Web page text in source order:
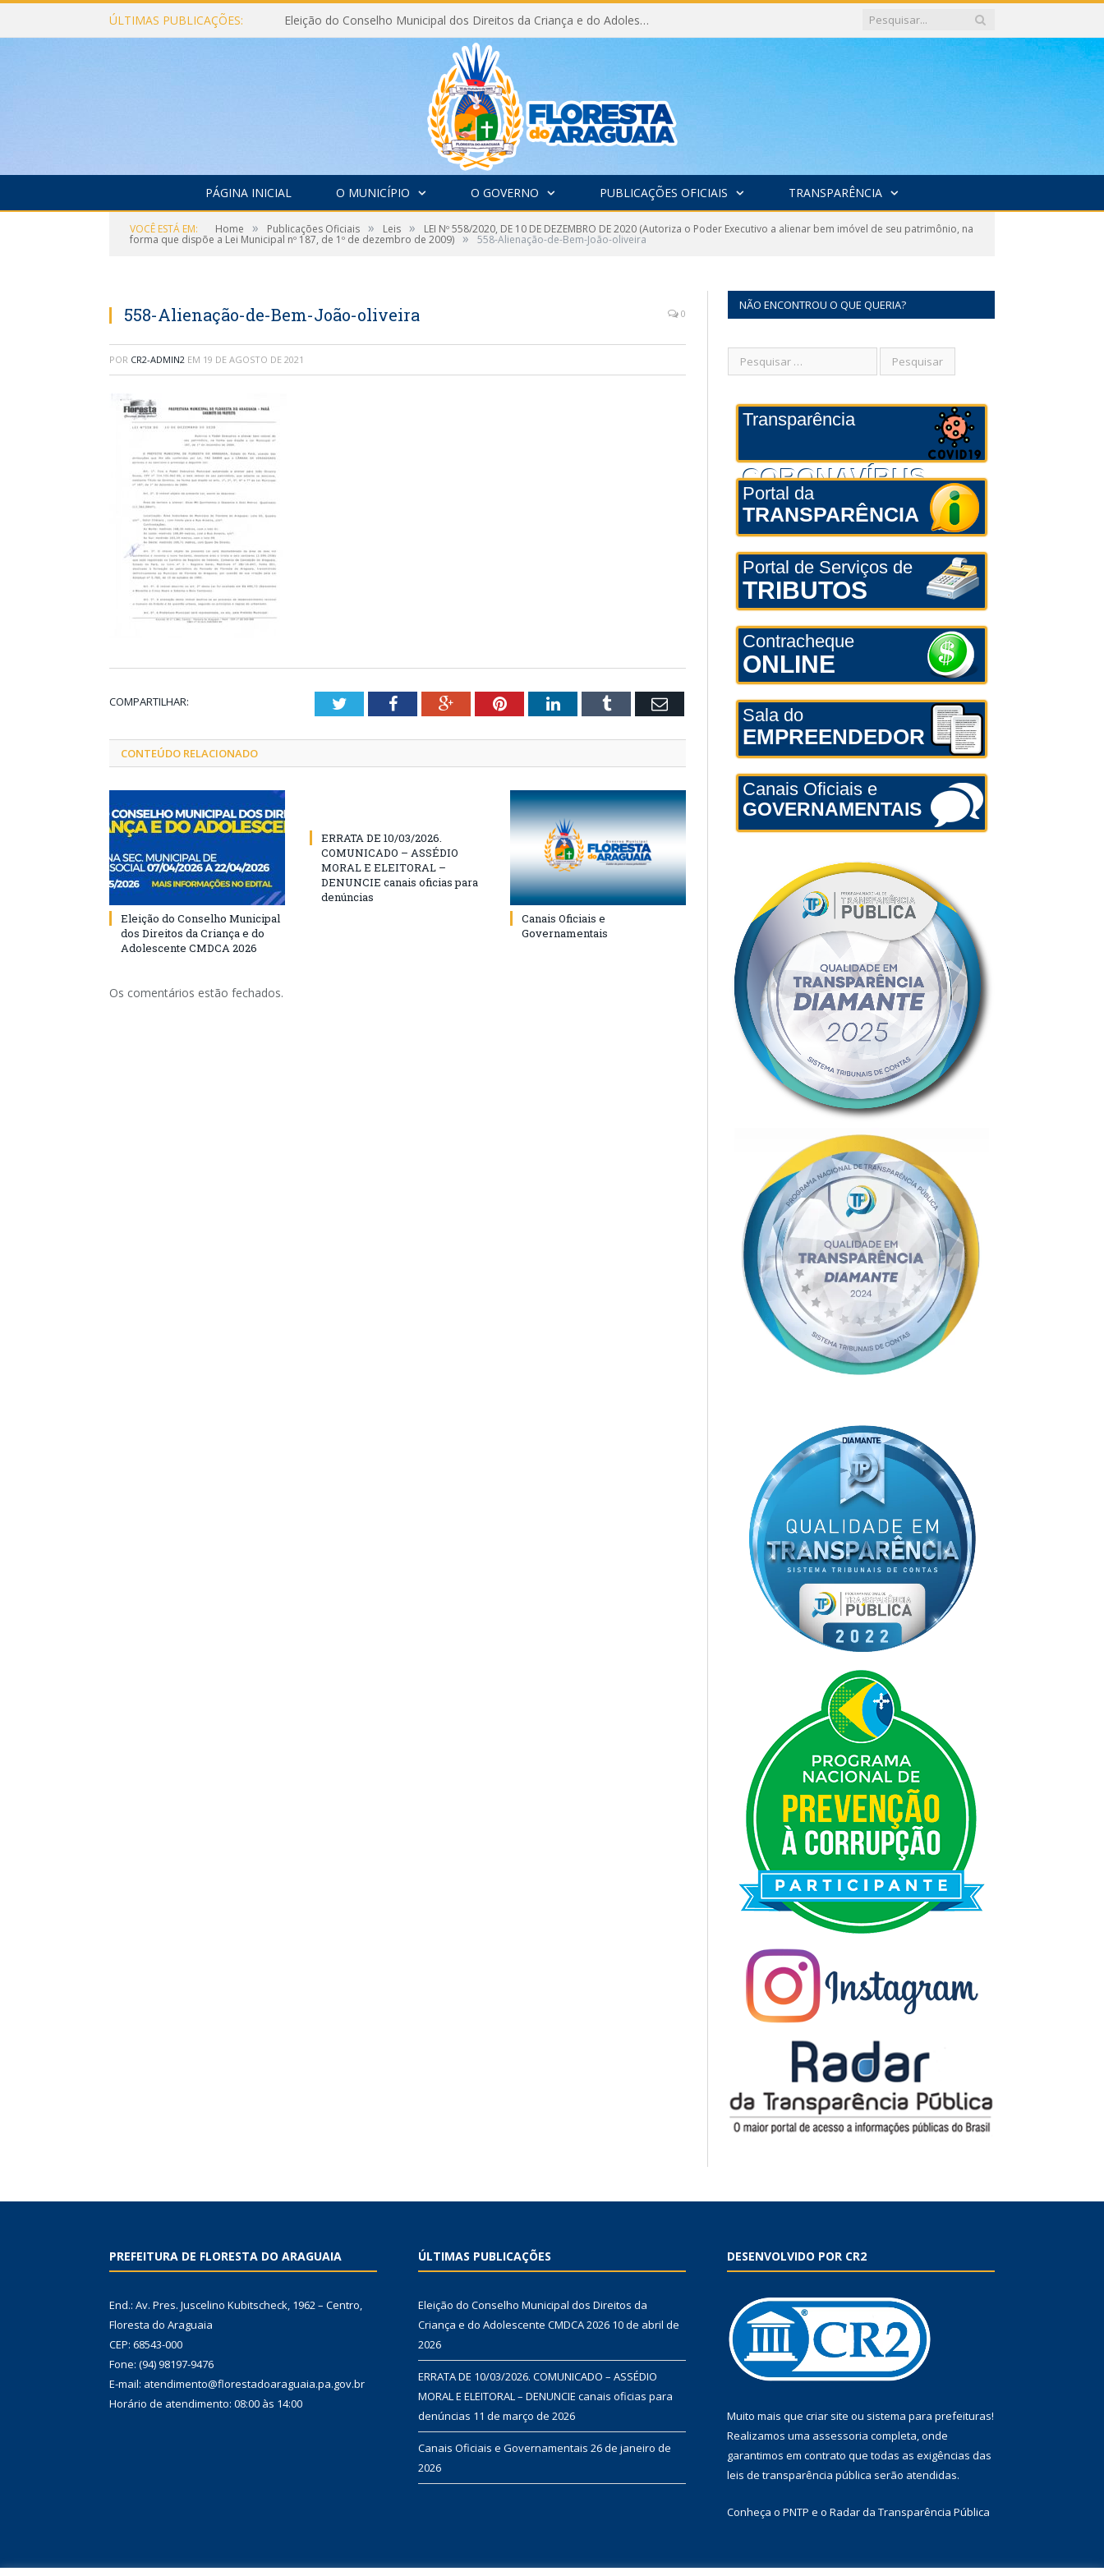
ÚLTIMAS PUBLICAÇÕES: Eleição do Conselho Municipal dos Direitos da Criança e do Adolescente CMDCA 2026
PÁGINA INICIAL O MUNICÍPIO O GOVERNO PUBLICAÇÕES OFICIAIS TRANSPARÊNCIA
VOCÊ ESTÁ EM: Home » Publicações Oficiais » Leis » LEI Nº 558/2020, DE 10 DE DEZEMBRO DE 2020 (Autoriza o Poder Executivo a alienar bem imóvel de seu patrimônio, na
forma que dispõe a Lei Municipal nº 187, de 1º de dezembro de 2009) » 558-Alienação-de-Bem-João-oliveira
558-Alienação-de-Bem-João-oliveira 0
POR CR2-ADMIN2 EM 19 DE AGOSTO DE 2021
COMPARTILHAR: TwitterFacebookGoogle+PinterestLinkedInTumblr Email
CONTEÚDO RELACIONADO
Eleição do Conselho Municipal
dos Direitos da Criança e do
Adolescente CMDCA 2026
ERRATA DE 10/03/2026.
COMUNICADO – ASSÉDIO
MORAL E ELEITORAL –
DENUNCIE canais oficias para
denúncias
Canais Oficiais e
Governamentais
Os comentários estão fechados.
NÃO ENCONTROU O QUE QUERIA?
Transparência
CORONAVÍRUS
Portal da
TRANSPARÊNCIA
Portal de Serviços de
TRIBUTOS
Contracheque
ONLINE
Sala do
EMPREENDEDOR
Canais Oficiais e
GOVERNAMENTAIS
PREFEITURA DE FLORESTA DO ARAGUAIA
End.: Av. Pres. Juscelino Kubitscheck, 1962 – Centro,
Floresta do Araguaia
CEP: 68543-000
Fone: (94) 98197-9476
E-mail: atendimento@florestadoaraguaia.pa.gov.br
Horário de atendimento: 08:00 às 14:00
ÚLTIMAS PUBLICAÇÕES
Eleição do Conselho Municipal dos Direitos da
Criança e do Adolescente CMDCA 2026 10 de abril de
2026
ERRATA DE 10/03/2026. COMUNICADO – ASSÉDIO
MORAL E ELEITORAL – DENUNCIE canais oficias para
denúncias 11 de março de 2026
Canais Oficiais e Governamentais 26 de janeiro de
2026
DESENVOLVIDO POR CR2
Muito mais que criar site ou sistema para prefeituras!
Realizamos uma assessoria completa, onde
garantimos em contrato que todas as exigências das
leis de transparência pública serão atendidas.
Conheça o PNTP e o Radar da Transparência Pública